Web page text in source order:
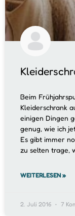
Beim
Kleiderschrank
einigen Dingen
genug, wie ich
Es gibt immer
zu selten trage,
WEITERLESEN »
2. Juli 2016 7